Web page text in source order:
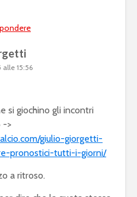
alle 15:56
si giochino gli incontri
->
giulio-giorgetti-
pronostici-tutti-i-giorni/
a ritroso.